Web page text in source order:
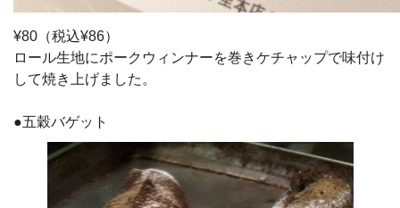
¥80（税込¥86）
ロール生地にポークウィンナーを巻きケチャップで味付け
して焼き上げました。
●五穀バゲット